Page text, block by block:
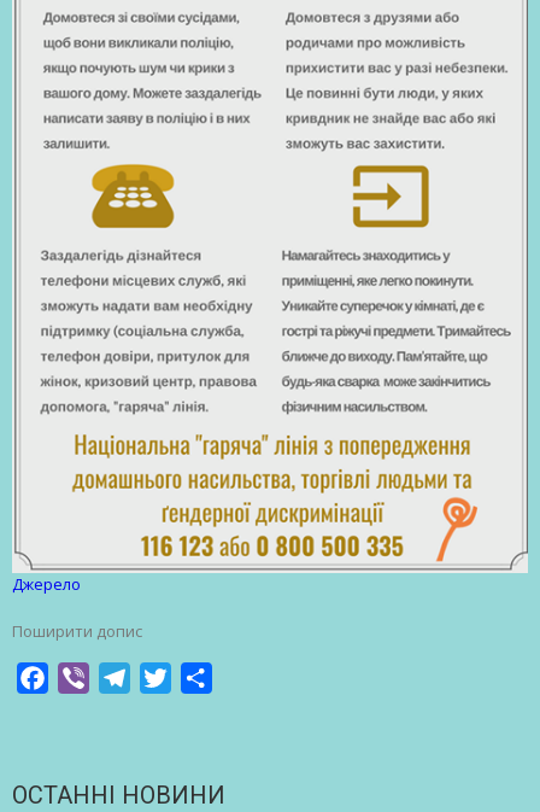
Джерело
Поширити допис
Facebook
Viber TelegramTwitter
ОСТАННІ НОВИНИ